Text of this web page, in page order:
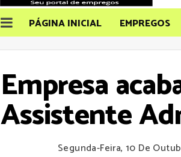
PÁGINA INICIAL EMPREGOS
Empresa
Assistente
Segunda-Feira, 10 De